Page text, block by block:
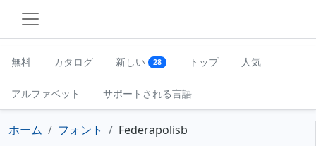
無料 カタログ 新しい 28 トップ 人気
アルファベット サポートされる言語
ホーム フォント Federapolisb